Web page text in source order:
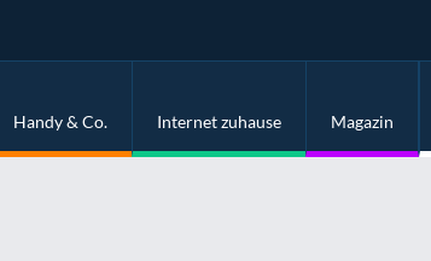
Handy & Co. Internet zuhause Magazin